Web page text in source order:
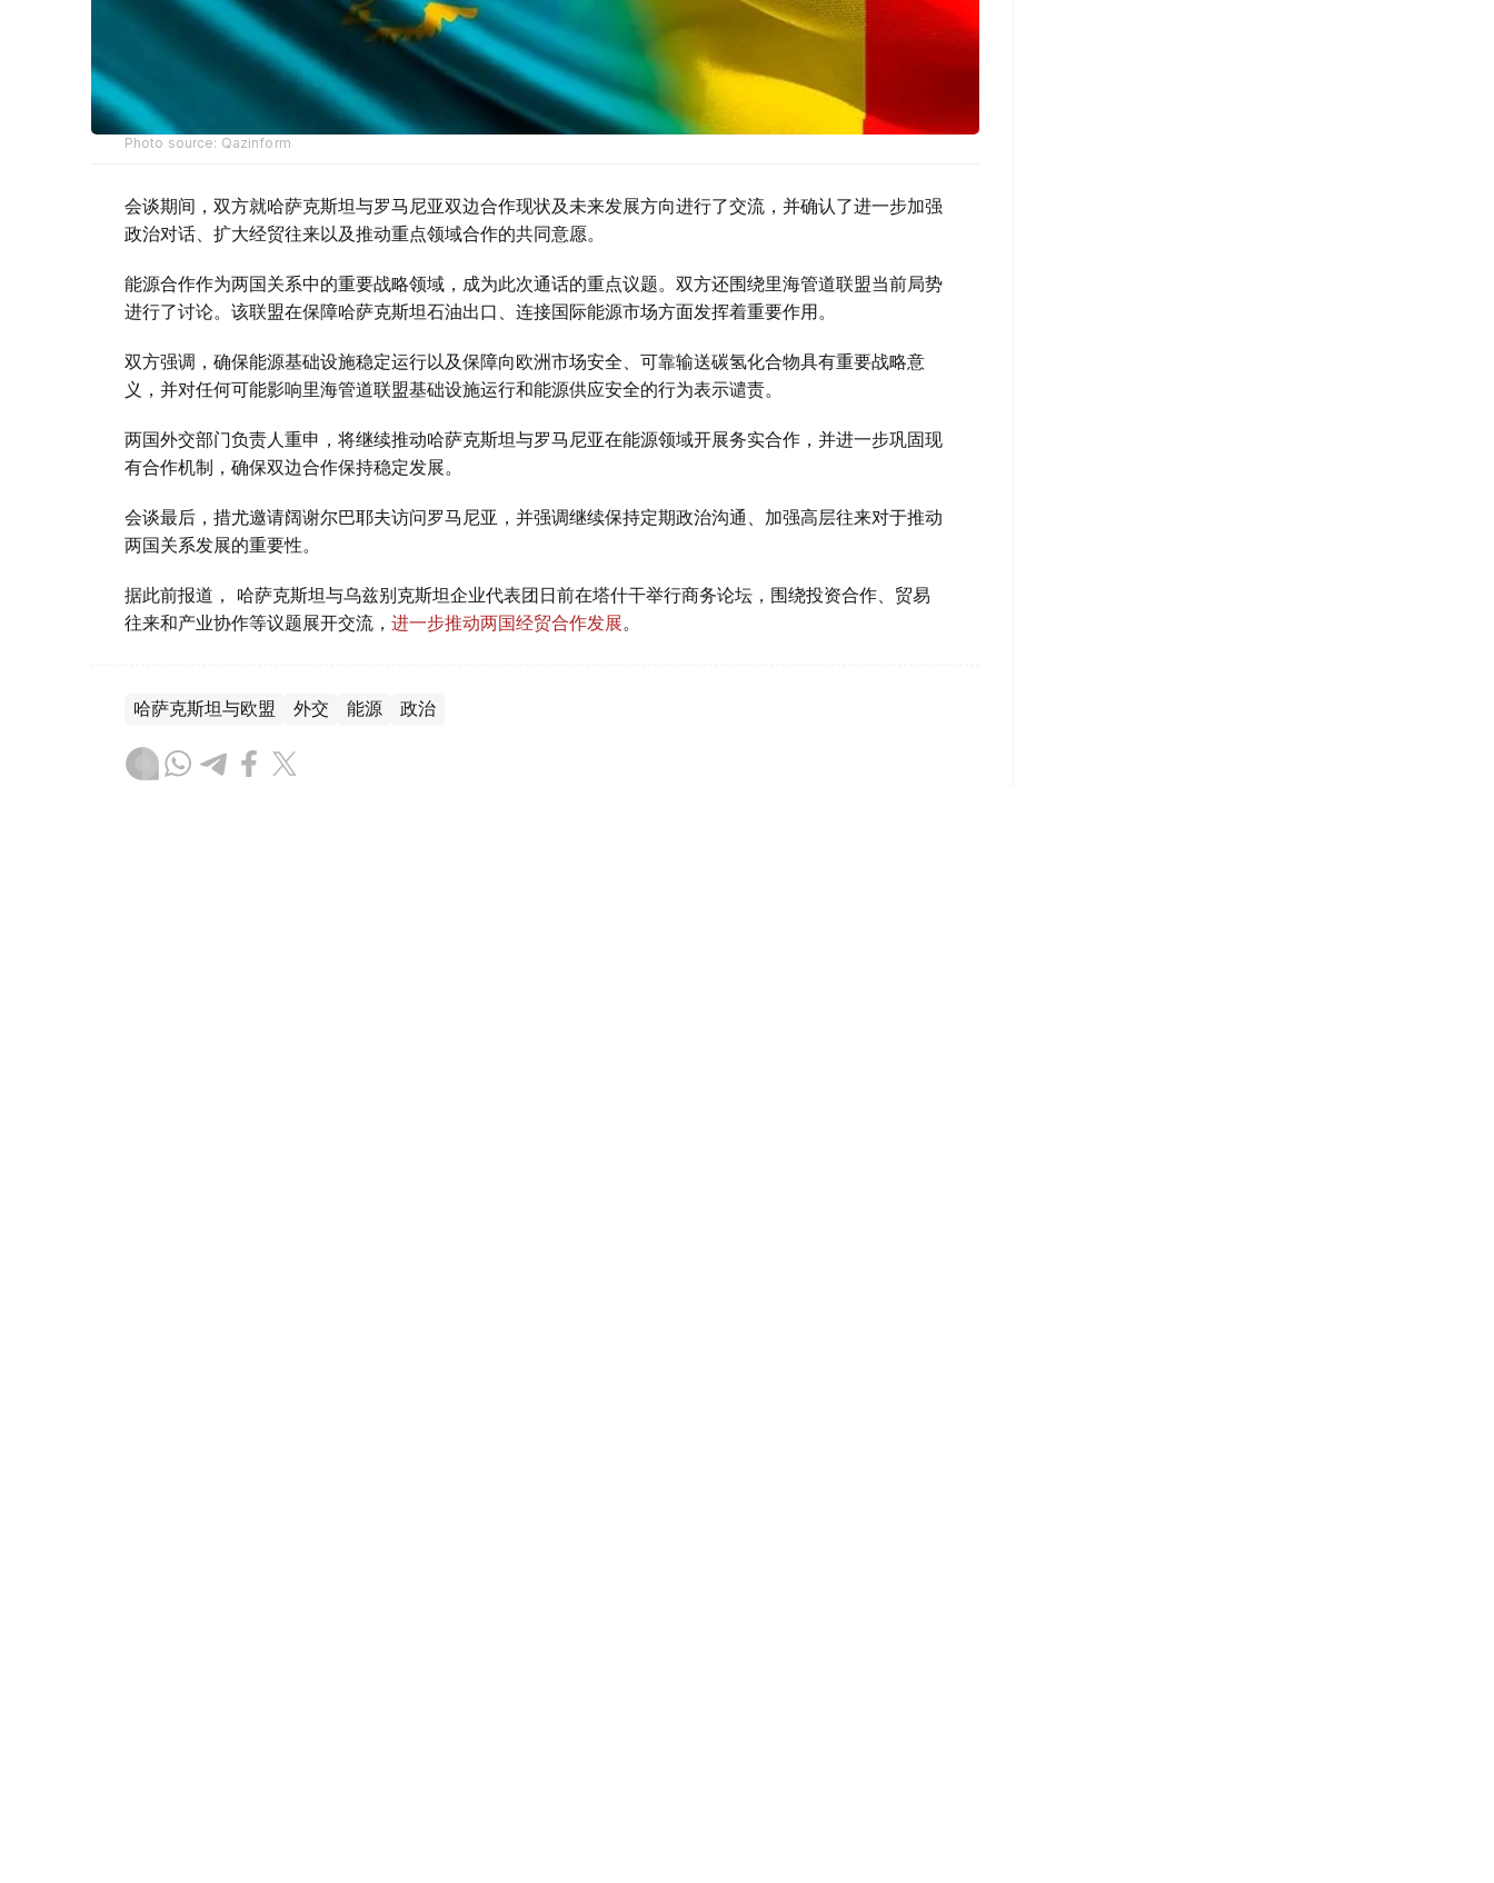
Photo source: Qazinform
会谈期间，双方就哈萨克斯坦与罗马尼亚双边合作现状及未来发展方向进行了交流，并确认了进一步加强
政治对话、扩大经贸往来以及推动重点领域合作的共同意愿。
能源合作作为两国关系中的重要战略领域，成为此次通话的重点议题。双方还围绕里海管道联盟当前局势
进行了讨论。该联盟在保障哈萨克斯坦石油出口、连接国际能源市场方面发挥着重要作用。
双方强调，确保能源基础设施稳定运行以及保障向欧洲市场安全、可靠输送碳氢化合物具有重要战略意
义，并对任何可能影响里海管道联盟基础设施运行和能源供应安全的行为表示谴责。
两国外交部门负责人重申，将继续推动哈萨克斯坦与罗马尼亚在能源领域开展务实合作，并进一步巩固现
有合作机制，确保双边合作保持稳定发展。
会谈最后，措尤邀请阔谢尔巴耶夫访问罗马尼亚，并强调继续保持定期政治沟通、加强高层往来对于推动
两国关系发展的重要性。
据此前报道， 哈萨克斯坦与乌兹别克斯坦企业代表团日前在塔什干举行商务论坛，围绕投资合作、贸易
往来和产业协作等议题展开交流， 进一步推动两国经贸合作发展。
哈萨克斯坦与欧盟 外交 能源 政治